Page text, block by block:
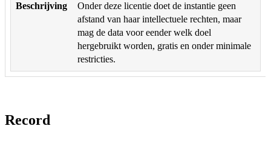
Beschrijving
Onder deze licentie doet de instantie geen
afstand van haar intellectuele rechten, maar
mag de data voor eender welk doel
hergebruikt worden, gratis en onder minimale
restricties.
Record